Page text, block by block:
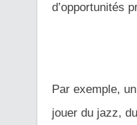
d’opportunités
Par exemple,
jouer du jazz,